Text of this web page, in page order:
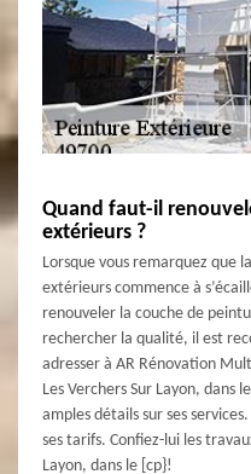
Quand faut-il
extérieurs ?
Lorsque vous remarquez que
extérieurs commence à
renouveler la couche de
rechercher la qualité, il est
adresser à AR Rénovation
Les Verchers Sur Layon, dans
amples détails sur ses
ses tarifs. Confiez-lui les
Layon, dans le [cp}!